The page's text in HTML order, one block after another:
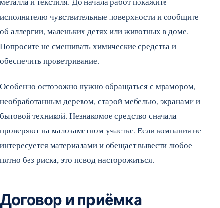
исполнителю чувствительные поверхности и сообщите
об аллергии, маленьких детях или животных в доме.
Попросите не смешивать химические средства и
обеспечить проветривание.
Особенно осторожно нужно обращаться с мрамором,
необработанным деревом, старой мебелью, экранами и
бытовой техникой. Незнакомое средство сначала
проверяют на малозаметном участке. Если компания не
интересуется материалами и обещает вывести любое
пятно без риска, это повод насторожиться.
Договор и приёмка